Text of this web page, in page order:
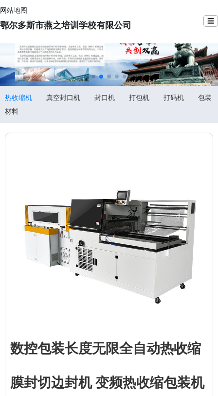
网站地图
鄂尔多斯市燕之培训学校有限公司 ☰
热收缩机 真空封口机 封口机 打包机 打码机
包装
材料
数控包装长度无限全自动热收缩
膜封切边封机 变频热收缩包装机